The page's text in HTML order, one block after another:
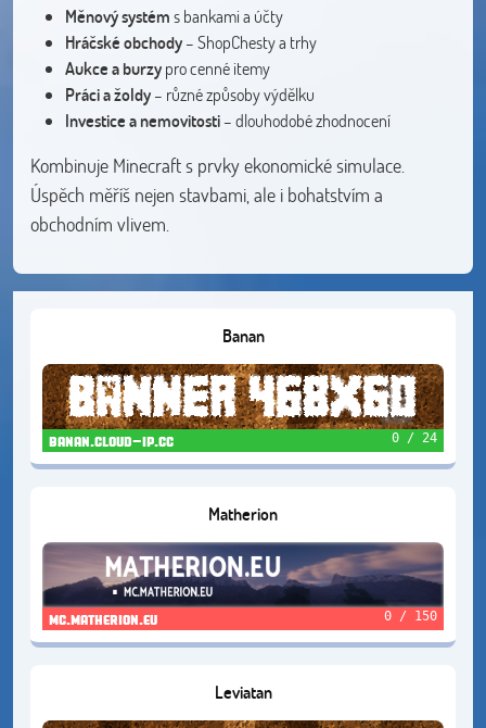
Měnový systéms bankami a účty
Hráčské obchody– ShopChesty a trhy
Aukce a burzypro cenné itemy
Práci a žoldy– různé způsoby výdělku
Investice a nemovitosti– dlouhodobé zhodnocení
Kombinuje Minecraft s prvky ekonomické simulace.
Úspěch měříš nejen stavbami, ale i bohatstvím a
obchodním vlivem.
Banan
banan.cloud-ip.cc 0 / 24
Matherion
mc.matherion.eu 0 / 150
Leviatan